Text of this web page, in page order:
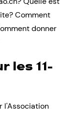
Comment
donner
les 11-
l'Association